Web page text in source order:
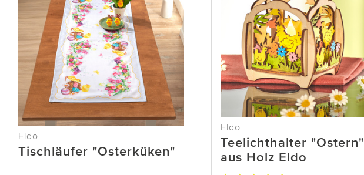
Eldo
Tischläufer "Osterküken"
Eldo
Teelichthalter "Ostern"
aus Holz Eldo